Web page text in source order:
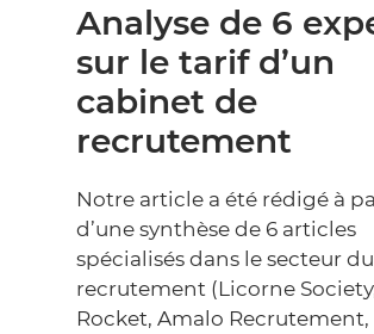
Analyse de 6
sur le tarif d’un
cabinet de
recrutement
Notre article a été rédigé à
d’une synthèse de 6 articles
spécialisés dans le secteur du
recrutement (Licorne
Rocket, Amalo Recrutement,